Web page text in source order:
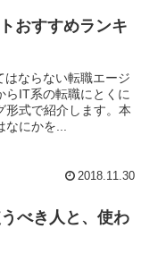
おすすめランキ
ならない転職エージ
らIT系の転職にとくに
形式で紹介します。本
にかを...
2018.11.30
べき人と、使わ